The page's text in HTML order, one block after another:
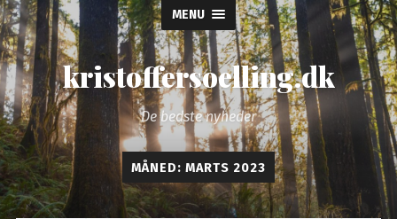
MENU
kristoffersoelling.dk
De bedste nyheder
MÅNED: MARTS 2023